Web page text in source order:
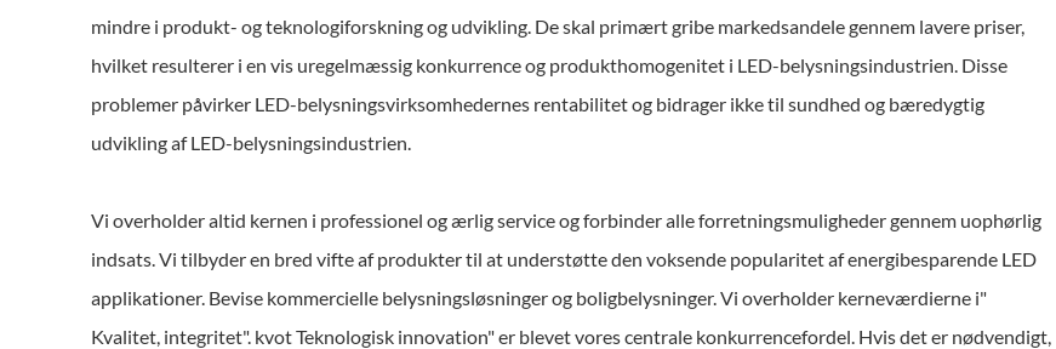
mindre i produkt- og teknologiforskning og udvikling. De skal primært gribe markedsandele gennem lavere priser,
hvilket resulterer i en vis uregelmæssig konkurrence og produkthomogenitet i LED-belysningsindustrien. Disse
problemer påvirker LED-belysningsvirksomhedernes rentabilitet og bidrager ikke til sundhed og bæredygtig
udvikling af LED-belysningsindustrien.
Vi overholder altid kernen i professionel og ærlig service og forbinder alle forretningsmuligheder gennem uophørlig
indsats. Vi tilbyder en bred vifte af produkter til at understøtte den voksende popularitet af energibesparende LED
applikationer. Bevise kommercielle belysningsløsninger og boligbelysninger. Vi overholder kerneværdierne i"
Kvalitet, integritet". kvot Teknologisk innovation" er blevet vores centrale konkurrencefordel. Hvis det er nødvendigt,